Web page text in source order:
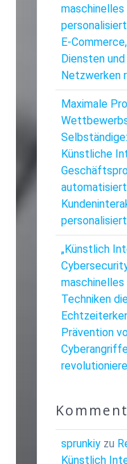
maschinelles
E-
Diensten
Netzwerken
Maximale
Künstliche
personalisiert
„Künstlich
maschinelles
Techniken
Prävention
sprunkiyzu
Künstlich